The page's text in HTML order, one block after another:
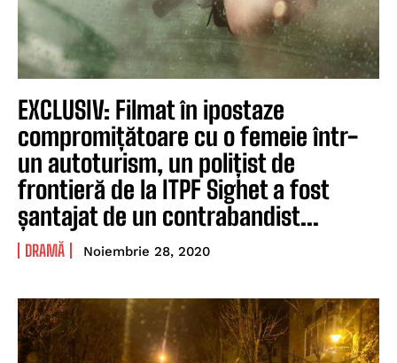
EXCLUSIV: Filmat în ipostaze
compromițătoare cu o femeie într-
un autoturism, un polițist de
frontieră de la ITPF Sighet a fost
șantajat de un contrabandist...
DRAMĂ Noiembrie 28, 2020